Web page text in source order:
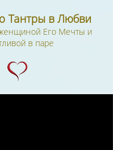
Тантры в Любви
Его Мечты и
в паре